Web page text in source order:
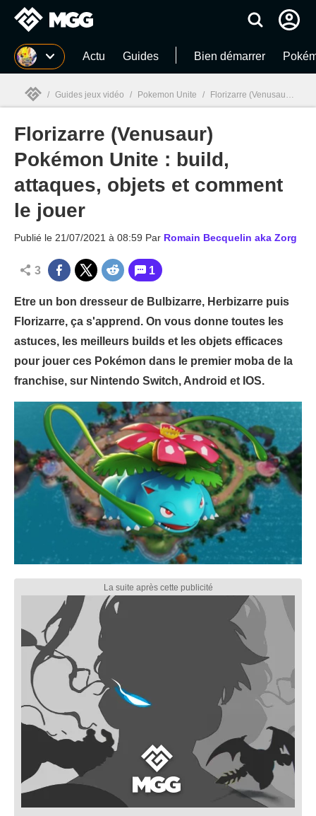
MGG Actu Guides Bien démarrer
MGG
/ Guides jeux vidéo / Pokemon Unite / Florizarre (Venusaur) Pokémon Unite : build, attaques, objets et comment le jouer
Florizarre (Venusaur)
Pokémon Unite : build,
attaques, objets et comment
le jouer
Publié le 21/07/2021 à 08:59 Par Romain Becquelin aka Zorg
3 1
Etre un bon dresseur de Bulbizarre, Herbizarre puis
Florizarre, ça s'apprend. On vous donne toutes les
astuces, les meilleurs builds et les objets efficaces
pour jouer ces Pokémon dans le premier moba de la
franchise, sur Nintendo Switch, Android et IOS.